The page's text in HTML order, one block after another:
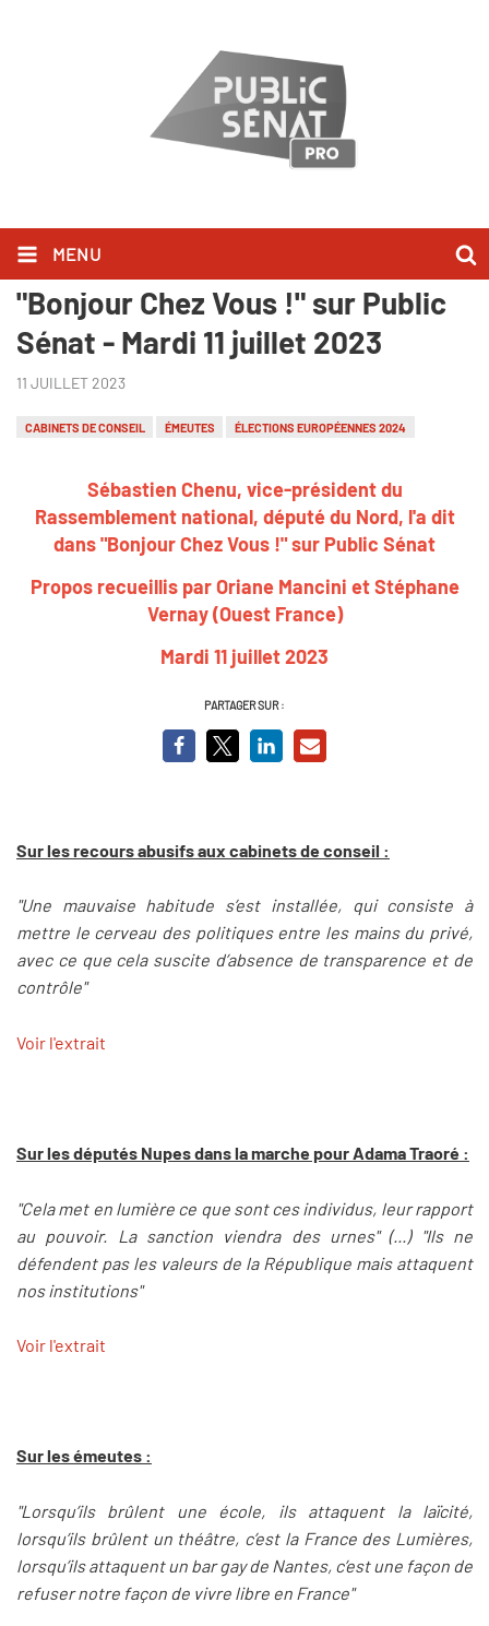
MENU
Sébastien Chenu l'a dit dans
"Bonjour Chez Vous !" sur Public
Sénat - Mardi 11 juillet 2023
11 JUILLET 2023
CABINETS DE CONSEIL ÉMEUTES ÉLECTIONS EUROPÉENNES 2024
Sébastien Chenu, vice-président du
Rassemblement national, député du Nord, l'a dit
dans "Bonjour Chez Vous !" sur Public Sénat
Propos recueillis par Oriane Mancini et Stéphane
Vernay (Ouest France)
Mardi 11 juillet 2023
PARTAGER SUR :
Sur les recours abusifs aux cabinets de conseil :
"Une mauvaise habitude s’est installée, qui consiste à
mettre le cerveau des politiques entre les mains du privé,
avec ce que cela suscite d’absence de transparence et de
contrôle"
Voir l'extrait
Sur les députés Nupes dans la marche pour Adama Traoré :
"Cela met en lumière ce que sont ces individus, leur rapport
au pouvoir. La sanction viendra des urnes" (...) "Ils ne
défendent pas les valeurs de la République mais attaquent
nos institutions"
Voir l'extrait
Sur les émeutes :
"Lorsqu’ils brûlent une école, ils attaquent la laïcité,
lorsqu’ils brûlent un théâtre, c’est la France des Lumières,
lorsqu’ils attaquent un bar gay de Nantes, c’est une façon de
refuser notre façon de vivre libre en France"